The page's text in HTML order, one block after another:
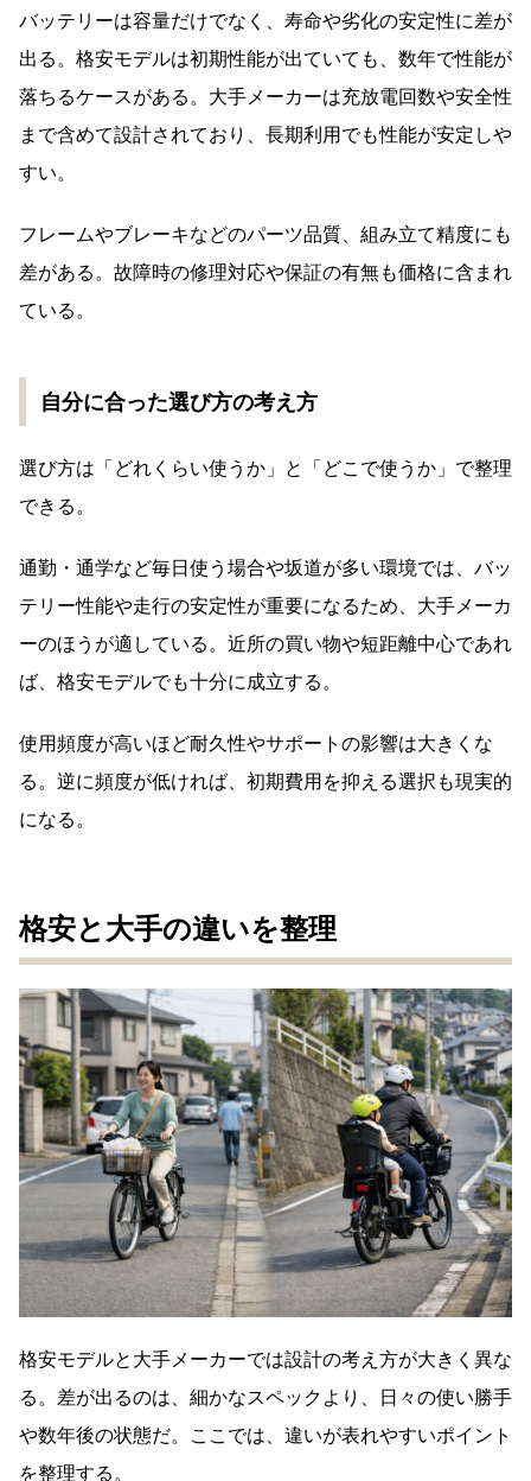
バッテリーは容量だけでなく、寿命や劣化の安定性に差が
出る。格安モデルは初期性能が出ていても、数年で性能が
落ちるケースがある。大手メーカーは充放電回数や安全性
まで含めて設計されており、長期利用でも性能が安定しや
すい。
フレームやブレーキなどのパーツ品質、組み立て精度にも
差がある。故障時の修理対応や保証の有無も価格に含まれ
ている。
自分に合った選び方の考え方
選び方は「どれくらい使うか」と「どこで使うか」で整理
できる。
通勤・通学など毎日使う場合や坂道が多い環境では、バッ
テリー性能や走行の安定性が重要になるため、大手メーカ
ーのほうが適している。近所の買い物や短距離中心であれ
ば、格安モデルでも十分に成立する。
使用頻度が高いほど耐久性やサポートの影響は大きくな
る。逆に頻度が低ければ、初期費用を抑える選択も現実的
になる。
格安と大手の違いを整理
格安モデルと大手メーカーでは設計の考え方が大きく異な
る。差が出るのは、細かなスペックより、日々の使い勝手
や数年後の状態だ。ここでは、違いが表れやすいポイント
を整理する。